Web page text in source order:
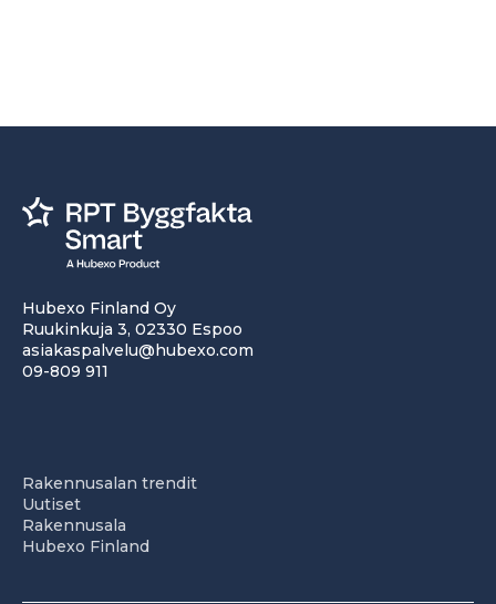
Hubexo Finland Oy
Ruukinkuja 3, 02330 Espoo
asiakaspalvelu@hubexo.com
09-809 911
Rakennusalan trendit
Uutiset
Rakennusala
Hubexo Finland